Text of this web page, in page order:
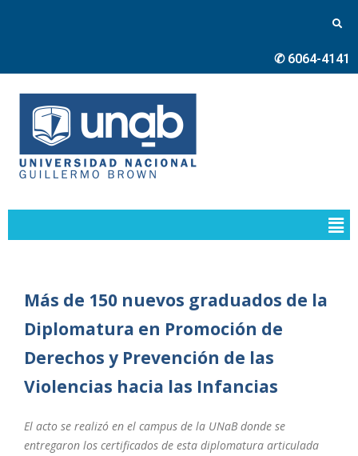
✆ 6064-4141
Más de 150 nuevos graduados de la
Diplomatura en Promoción de
Derechos y Prevención de las
Violencias hacia las Infancias
El acto se realizó en el campus de la UNaB donde se
entregaron los certificados de esta diplomatura articulada